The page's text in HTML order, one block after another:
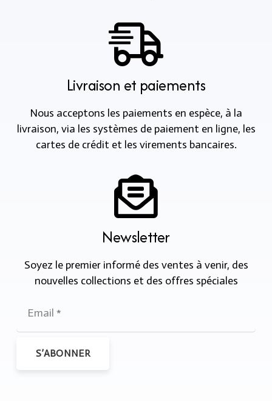
Livraison et paiements
Nous acceptons les paiements en espèce, à la
livraison, via les systèmes de paiement en ligne, les
cartes de crédit et les virements bancaires.
Newsletter
Soyez le premier informé des ventes à venir, des
nouvelles collections et des offres spéciales
S’ABONNER